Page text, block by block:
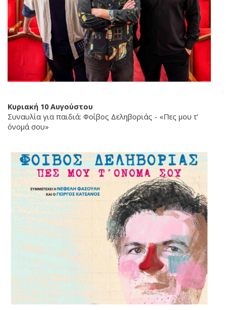
Κυριακή 10 Αυγούστου
Συναυλία για παιδιά: Φοίβος Δεληβοριάς - «Πες µου τ’
όνοµά σου»